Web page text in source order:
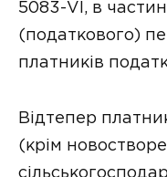
5083-VI, в
(податкового)
платників
Відтепер
(крім